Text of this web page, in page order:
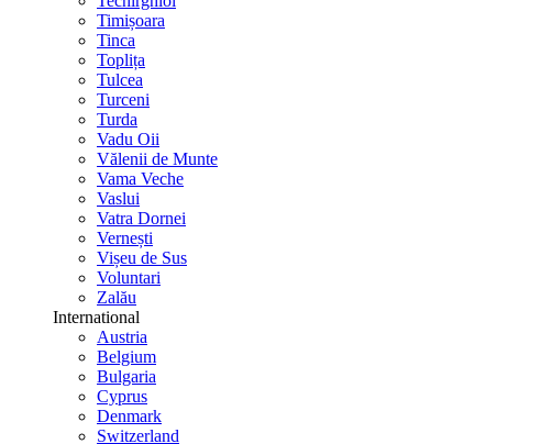
Timișoara
Tinca
Toplița
Tulcea
Turceni
Turda
Vadu Oii
Vălenii de Munte
Vama Veche
Vaslui
Vatra Dornei
Vernești
Vișeu de Sus
Voluntari
Zalău
International
Austria
Belgium
Bulgaria
Cyprus
Denmark
Switzerland